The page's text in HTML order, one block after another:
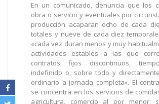
En un comunicado, denuncia que los
obra o servicio y eventuales por
producción acaparan ocho de cada
totales y nueve de cada diez
«cada vez duran menos y muy
actividades estables a las que
contratos fijos discontinuos,
indefinido o, sobre todo y
ordinario a jornada completa». El
se concentra en los servicios de
agricultura, comercio al por menor;